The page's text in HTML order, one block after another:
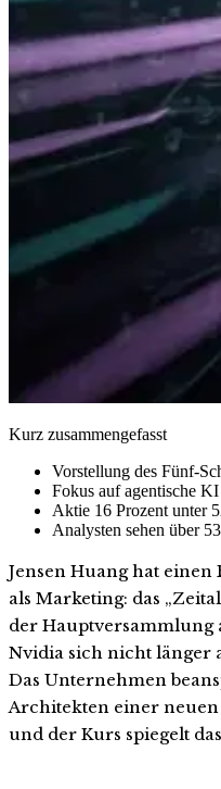
Kurz zusammengefasst
Vorstellung des Fünf-
Fokus auf agentische
Aktie 16 Prozent unter
Analysten sehen über
Jensen Huang hat
als Marketing: das
der Hauptversammlung
Nvidia sich nicht länger
Das Unternehmen
Architekten einer
und der Kurs spiegelt